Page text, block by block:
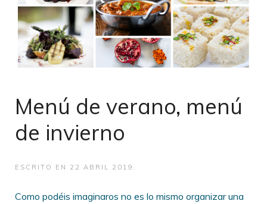
Menú de verano, menú
de invierno
ESCRITO EN 22 ABRIL 2019
Como podéis imaginaros no es lo mismo organizar una